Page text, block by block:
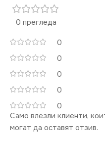
0 прегледа
0
0
0
0
0
Само влезли клиенти,
могат да оставят отзив.